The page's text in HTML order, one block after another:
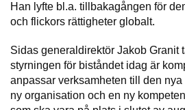
Han lyfte bl.a. tillbakagången för
och flickors rättigheter globalt.
Sidas generaldirektör Jakob Granit
styrningen för biståndet idag är
anpassar verksamheten till den
ny organisation och en ny